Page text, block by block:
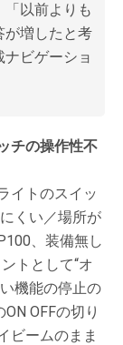
以前よりも
が増したと考
ビゲーショ
チの操作性不
イトのスイッ
くい／場所が
、装備無し
トとして“オ
機能の停止の
OFFの切り
ビームのまま